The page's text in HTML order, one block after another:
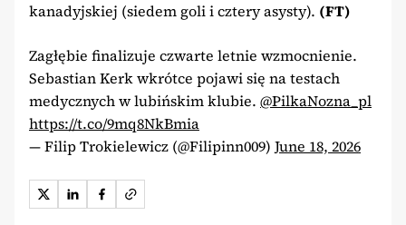
kanadyjskiej (siedem goli i cztery asysty). (FT)
Zagłębie finalizuje czwarte letnie wzmocnienie.
Sebastian Kerk wkrótce pojawi się na testach
medycznych w lubińskim klubie. @PilkaNozna_pl
https://t.co/9mq8NkBmia
— Filip Trokielewicz (@Filipinn009) June 18, 2026